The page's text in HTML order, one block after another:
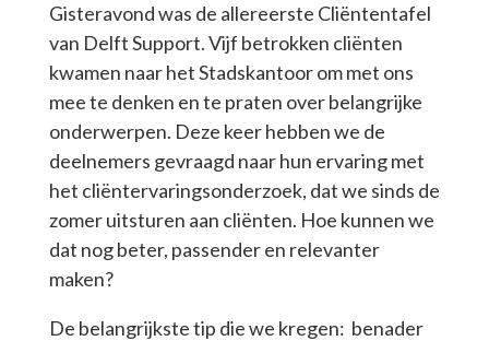
Gisteravond was de allereerste Cliëntentafel
van Delft Support. Vijf betrokken cliënten
kwamen naar het Stadskantoor om met ons
mee te denken en te praten over belangrijke
onderwerpen. Deze keer hebben we de
deelnemers gevraagd naar hun ervaring met
het cliëntervaringsonderzoek, dat we sinds de
zomer uitsturen aan cliënten. Hoe kunnen we
dat nog beter, passender en relevanter
maken?
De belangrijkste tip die we kregen: benader